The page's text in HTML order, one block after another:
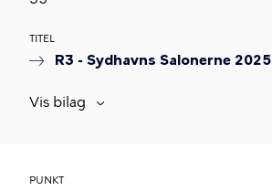
TITEL
R3 - Sydhavns Salonerne 2025
Vis bilag
PUNKT